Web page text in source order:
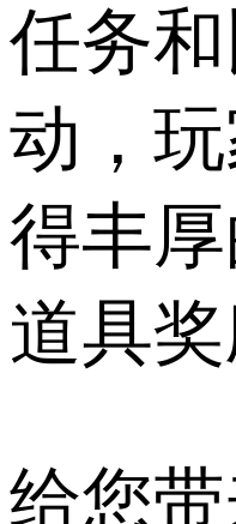
任务
动，
得丰
道具
给您